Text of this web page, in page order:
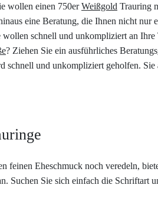
wollen einen 750erWeißgold Trauring
eine Beratung, die Ihnen nicht nur
schnell und unkompliziert an
? Ziehen Sie ein ausführliches
und unkompliziert geholfen.
feinen Eheschmuck noch veredeln,
Suchen Sie sich einfach die Schriftart